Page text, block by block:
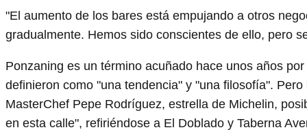
"El aumento de los bares está empujando a otros
gradualmente. Hemos sido conscientes de ello, pero
Ponzaning es un término acuñado hace unos años
definieron como "una tendencia" y "una filosofía".
MasterChef Pepe Rodríguez, estrella de Michelin,
en esta calle", refiriéndose a El Doblado y Taberna